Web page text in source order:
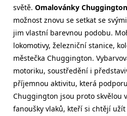
světě. Omalovánky Chuggington
možnost znovu se setkat se
jim vlastní barevnou podobu.
lokomotivy, železniční stanice,
městečka Chuggington.
motoriku, soustředění i
příjemnou aktivitu, která
Chuggington jsou proto skvělou
fanoušky vlaků, kteří si chtějí